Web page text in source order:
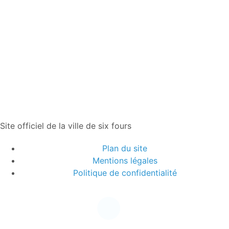
Site officiel de la ville de six fours
Plan du site
Mentions légales
Politique de confidentialité